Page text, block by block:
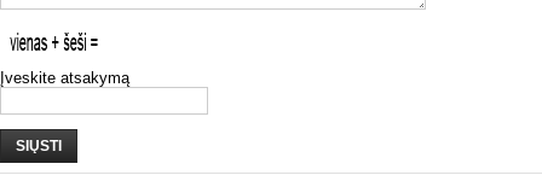
Įveskite atsakymą
SIŲSTI